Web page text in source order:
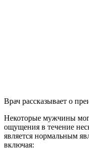
Врач рассказывает о
Некоторые мужчины
ощущения в течение
является нормальным
включая: